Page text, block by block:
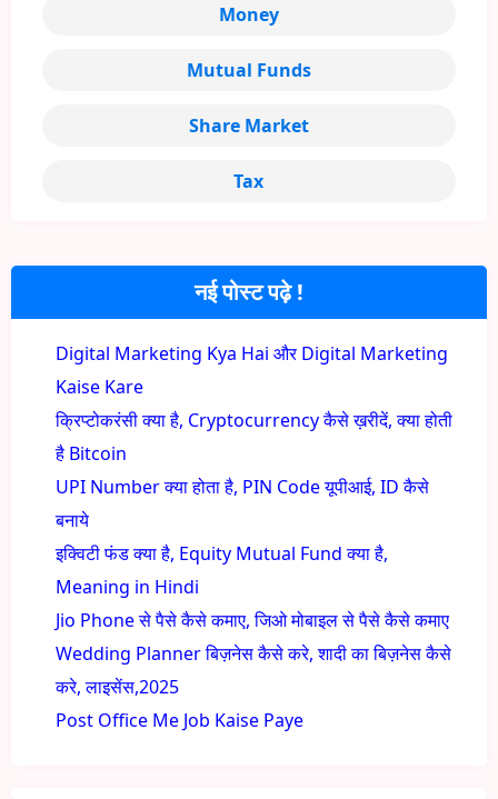
नई पोस्ट पढ़े !
Digital Marketing Kya Hai और Digital Marketing
Kaise Kare
क्रिप्टोकरंसी क्या है, Cryptocurrency कैसे ख़रीदें, क्या होती
है Bitcoin
UPI Number क्या होता है, PIN Code यूपीआई, ID कैसे
बनाये
इक्विटी फंड क्या है, Equity Mutual Fund क्या है,
Meaning in Hindi
Jio Phone से पैसे कैसे कमाए, जिओ मोबाइल से पैसे कैसे कमाए
Wedding Planner बिज़नेस कैसे करे, शादी का बिज़नेस कैसे
करे, लाइसेंस,2025
Post Office Me Job Kaise Paye
Money
Mutual Funds
Share Market
Tax